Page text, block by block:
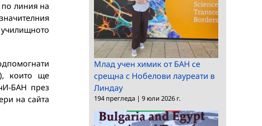
линия на
които ще
БАН през
на сайта
Млад учен химик от БАН се
срещна с Нобелови лауреати в
Линдау
194 прегледа | 9 юли 2026 г.